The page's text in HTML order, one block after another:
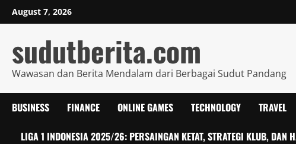
Skip
to
August 7, 2026
sudutberita.com
Wawasan dan Berita Mendalam dari Berbagai Sudut Pandang
BUSINESS FINANCE ONLINE GAMES TECHNOLOGY TRAVEL
LIGA 1 INDONESIA 2025/26: PERSAINGAN KETAT, STRATEGI KLUB, DAN